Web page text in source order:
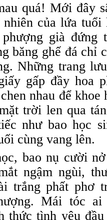
quá! Mới đây
nhiên của lứa
già đứng
băng ghế đá chỉ
Những trang
gấp đầy hoa
nhau để khoe
trời len qua
như bao học
cùng vang lên.
bao nụ cười
ngậm ngùi,
trắng phất phơ
Mái tóc
thức tình yêu